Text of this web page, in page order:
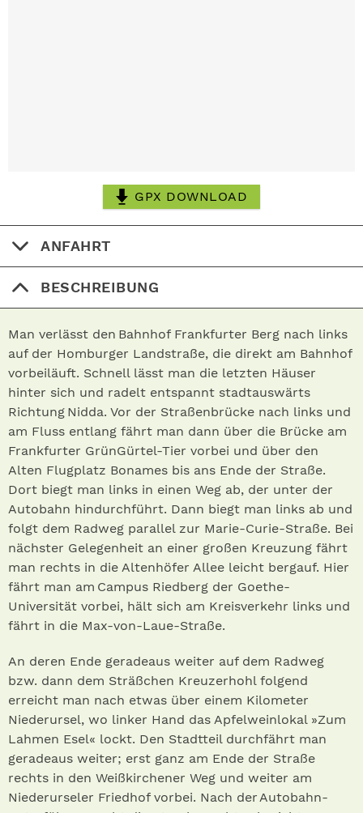
GPX DOWNLOAD
ANFAHRT
BESCHREIBUNG
Man verlässt den Bahnhof Frankfurter Berg nach links
auf der Homburger Landstraße, die direkt am Bahnhof
vorbeiläuft. Schnell lässt man die letzten Häuser
hinter sich und radelt entspannt stadtauswärts
Richtung Nidda. Vor der Straßen­brücke nach links und
am Fluss entlang fährt man dann über die Brücke am
Frankfurter GrünGürtel-Tier vorbei und über den
Alten Flugplatz Bonames bis ans Ende der Straße.
Dort biegt man links in einen Weg ab, der unter der
Autobahn hindurchführt. Dann biegt man links ab und
folgt dem Radweg parallel zur Marie-Curie-Straße. Bei
nächster Gelegenheit an einer großen Kreuzung fährt
man rechts in die Altenhöfer Allee leicht bergauf. Hier
fährt man am Campus Riedberg der Goethe-
Universität vorbei, hält sich am Kreisverkehr links und
fährt in die Max-von-Laue-Straße.
An deren Ende geradeaus weiter auf dem Radweg
bzw. dann dem Sträßchen Kreuzerhohl folgend
erreicht man nach etwas über einem Kilometer
Niederursel, wo linker Hand das Apfelweinlokal »Zum
Lahmen Esel« lockt. Den Stadtteil durchfährt man
geradeaus weiter; erst ganz am Ende der Straße
rechts in den Weißkirchener Weg und weiter am
Niederurseler Friedhof vorbei. Nach der Autobahn­